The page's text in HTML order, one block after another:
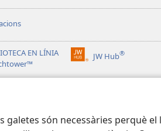
són necessàries perquè el
EN LÍNIA
JW Hub®
(obre